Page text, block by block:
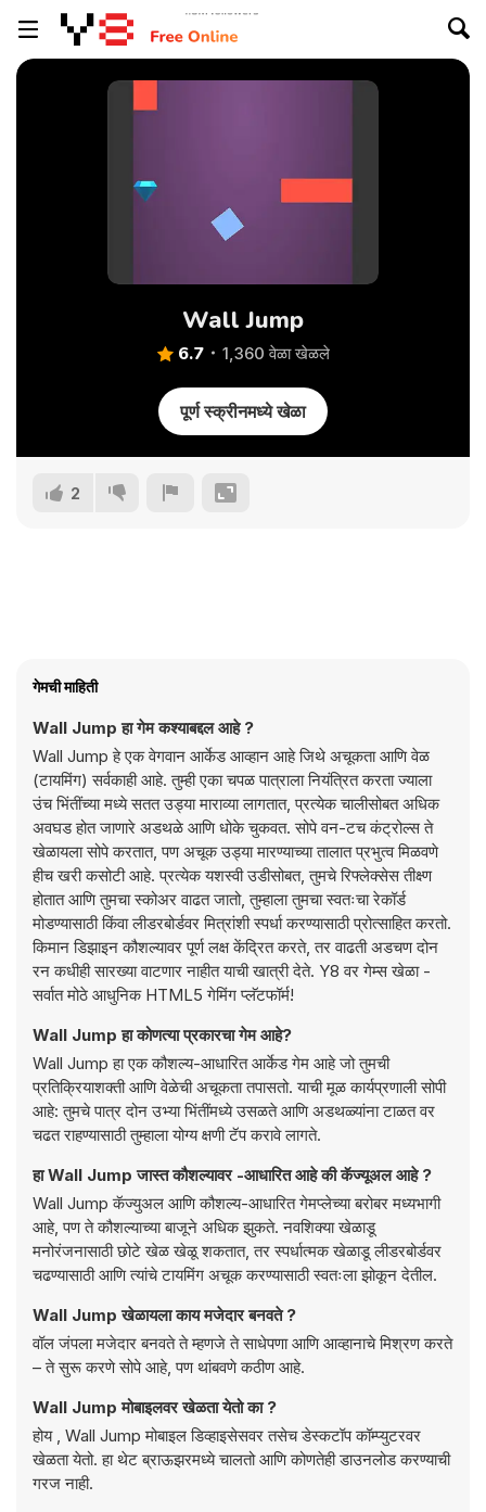
Wall Jump
6.7 1,360 वेळा खेळले
पूर्ण स्क्रीनमध्ये खेळा
2
गेमची माहिती
Wall Jump हा गेम कश्याबद्दल आहे ?
Wall Jump हे एक वेगवान आर्केड आव्हान आहे जिथे अचूकता आणि वेळ
(टायमिंग) सर्वकाही आहे. तुम्ही एका चपळ पात्राला नियंत्रित करता ज्याला
उंच भिंतींच्या मध्ये सतत उड्या माराव्या लागतात, प्रत्येक चालीसोबत अधिक
अवघड होत जाणारे अडथळे आणि धोके चुकवत. सोपे वन-टच कंट्रोल्स ते
खेळायला सोपे करतात, पण अचूक उड्या मारण्याच्या तालात प्रभुत्व मिळवणे
हीच खरी कसोटी आहे. प्रत्येक यशस्वी उडीसोबत, तुमचे रिफ्लेक्सेस तीक्ष्ण
होतात आणि तुमचा स्कोअर वाढत जातो, तुम्हाला तुमचा स्वतःचा रेकॉर्ड
मोडण्यासाठी किंवा लीडरबोर्डवर मित्रांशी स्पर्धा करण्यासाठी प्रोत्साहित करतो.
किमान डिझाइन कौशल्यावर पूर्ण लक्ष केंद्रित करते, तर वाढती अडचण दोन
रन कधीही सारख्या वाटणार नाहीत याची खात्री देते. Y8 वर गेम्स खेळा -
सर्वात मोठे आधुनिक HTML5 गेमिंग प्लॅटफॉर्म!
Wall Jump हा कोणत्या प्रकारचा गेम आहे?
Wall Jump हा एक कौशल्य-आधारित आर्केड गेम आहे जो तुमची
प्रतिक्रियाशक्ती आणि वेळेची अचूकता तपासतो. याची मूळ कार्यप्रणाली सोपी
आहे: तुमचे पात्र दोन उभ्या भिंतींमध्ये उसळते आणि अडथळ्यांना टाळत वर
चढत राहण्यासाठी तुम्हाला योग्य क्षणी टॅप करावे लागते.
हा Wall Jump जास्त कौशल्यावर -आधारित आहे की कॅज्यूअल आहे ?
Wall Jump कॅज्युअल आणि कौशल्य-आधारित गेमप्लेच्या बरोबर मध्यभागी
आहे, पण ते कौशल्याच्या बाजूने अधिक झुकते. नवशिक्या खेळाडू
मनोरंजनासाठी छोटे खेळ खेळू शकतात, तर स्पर्धात्मक खेळाडू लीडरबोर्डवर
चढण्यासाठी आणि त्यांचे टायमिंग अचूक करण्यासाठी स्वतःला झोकून देतील.
Wall Jump खेळायला काय मजेदार बनवते ?
वॉल जंपला मजेदार बनवते ते म्हणजे ते साधेपणा आणि आव्हानाचे मिश्रण करते
– ते सुरू करणे सोपे आहे, पण थांबवणे कठीण आहे.
Wall Jump मोबाइलवर खेळता येतो का ?
होय , Wall Jump मोबाइल डिव्हाइसेसवर तसेच डेस्कटॉप कॉम्प्युटरवर
खेळता येतो. हा थेट ब्राऊझरमध्ये चालतो आणि कोणतेही डाउनलोड करण्याची
गरज नाही.